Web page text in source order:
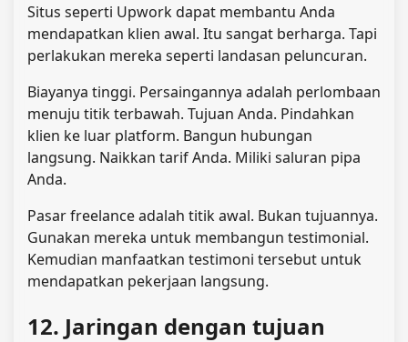
Situs seperti Upwork dapat membantu Anda
mendapatkan klien awal. Itu sangat berharga. Tapi
perlakukan mereka seperti landasan peluncuran.
Biayanya tinggi. Persaingannya adalah perlombaan
menuju titik terbawah. Tujuan Anda. Pindahkan
klien ke luar platform. Bangun hubungan
langsung. Naikkan tarif Anda. Miliki saluran pipa
Anda.
Pasar freelance adalah titik awal. Bukan tujuannya.
Gunakan mereka untuk membangun testimonial.
Kemudian manfaatkan testimoni tersebut untuk
mendapatkan pekerjaan langsung.
12. Jaringan dengan tujuan